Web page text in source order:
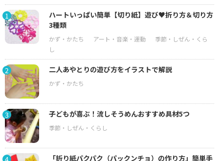
1
ハートいっぱい簡単【切り紙】遊び♥折り方＆切り方
3種類
2 二人あやとりの遊び方をイラストで解説
3 子どもが喜ぶ！流しそうめんおすすめ具材5つ
「折り紙パクパク（パックンチョ）の作り方」簡単手